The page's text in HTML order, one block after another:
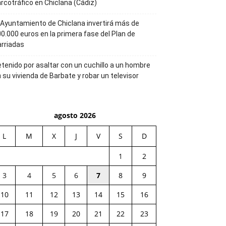
en Chiclana (Cádiz)
Ayuntamiento de Chiclana invertirá más de
euros en la primera fase del Plan de
por asaltar con un cuchillo a un hombre
su vivienda de Barbate y robar un televisor
agosto 2026
L M X J V S D
1
2
3
4 5 6 7 8
9
10
11 12 13 14 15
16
17
18 19 20 21 22
23